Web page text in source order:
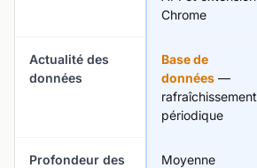
Chrome
Actualité des
données
Base de
données —
rafraîchissement
périodique
Profondeur des
Moyenne